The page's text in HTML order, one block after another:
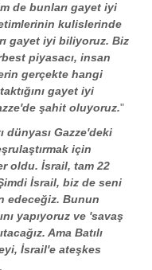
de bunları gayet iyi
kulislerinde
gayet iyi biliyoruz. Biz
piyasacı, insan
gerçekte hangi
gayet iyi
şahit oluyoruz."
dünyası Gazze'deki
için
oldu. İsrail, tam 22
İsrail, biz de seni
edeceğiz. Bunun
yapıyoruz ve 'savaş
Ama Batılı
İsrail'e ateşkes